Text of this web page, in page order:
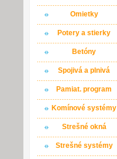
Omietky
Potery a stierky
Betóny
Spojivá a plnivá
Pamiat. program
Komínové systémy
Strešné okná
Strešné systémy